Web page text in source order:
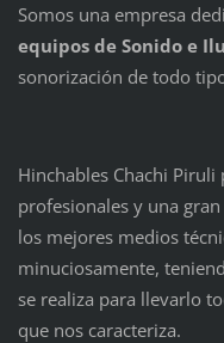
Somos una empresa
equipos de Sonido e
sonorización de todo
Hinchables Chachi
profesionales y una
los mejores medios
minuciosamente,
se realiza para llevarlo
que nos caracteriza.